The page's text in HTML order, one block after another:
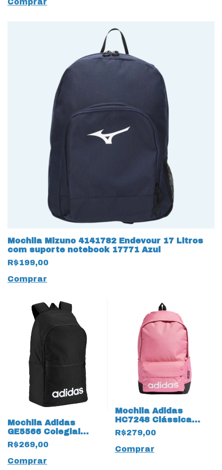
Comprar
Mochila Mizuno 4141782 Endevour 17 Litros
com suporte notebook 17771 Azul
R$199,00
Comprar
Mochila Adidas
GE5566 Colegial
Clássica 13478 Black
R$269,00
Comprar
Mochila Adidas
HC7248 Clássica
Colegial 13357 26
Litros
R$279,00
Comprar